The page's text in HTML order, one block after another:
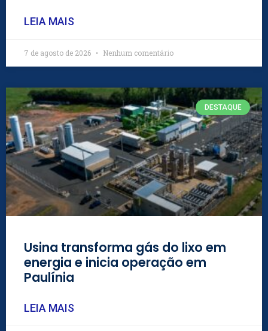
LEIA MAIS
7 de agosto de 2026 Nenhum comentário
DESTAQUE
Usina transforma gás do lixo em
energia e inicia operação em
Paulínia
LEIA MAIS